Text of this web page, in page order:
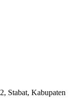
Stabat, Kabupaten